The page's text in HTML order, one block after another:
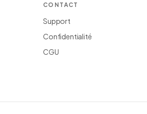
CONTACT
Support
Confidentialité
CGU